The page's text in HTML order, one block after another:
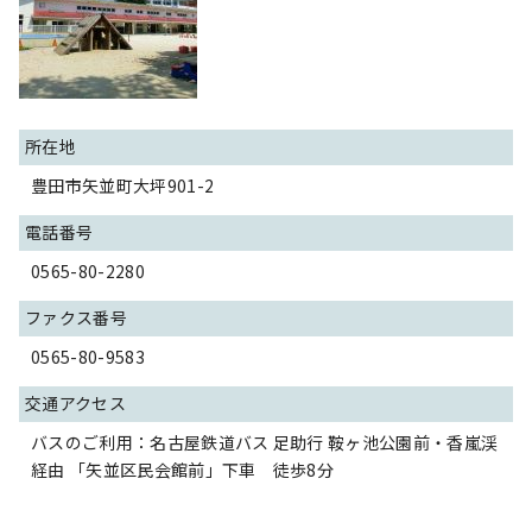
所在地
豊田市矢並町大坪901-2
電話番号
0565-80-2280
ファクス番号
0565-80-9583
交通アクセス
バスのご利用：名古屋鉄道バス 足助行 鞍ヶ池公園前・香嵐渓
経由 「矢並区民会館前」下車 徒歩8分